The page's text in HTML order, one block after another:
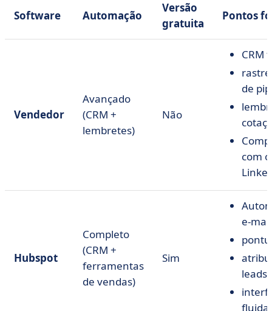
Software Automação
Versão
gratuita
Pontos
Vendedor
Avançado
(CRM +
lembretes)
Não
CRM
de
com o
Hubspot
Completo
(CRM +
ferramentas
de vendas)
Sim
e-
leads,
fluida